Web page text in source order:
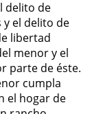
Sale
delito de
el delito de
libertad
menor y el
parte de éste.
cumpla
el hogar de